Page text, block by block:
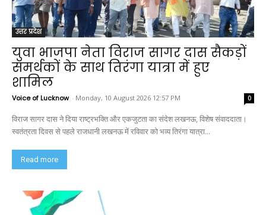
उत्तर प्रदेश
युवा भाजपा नेता विराज सागर दास सैकड़ों
समर्थकों के साथ तिरंगा यात्रा में हुए
शामिल
Voice of Lucknow - Monday, 10 August 2026 12:57 PM 0
विराज सागर दास ने दिया राष्ट्रभक्ति और एकजुटता का संदेश लखनऊ, विशेष संवाददाता।
स्वतंत्रता दिवस से पहले राजधानी लखनऊ में रविवार को भव्य तिरंगा यात्रा...
Read more